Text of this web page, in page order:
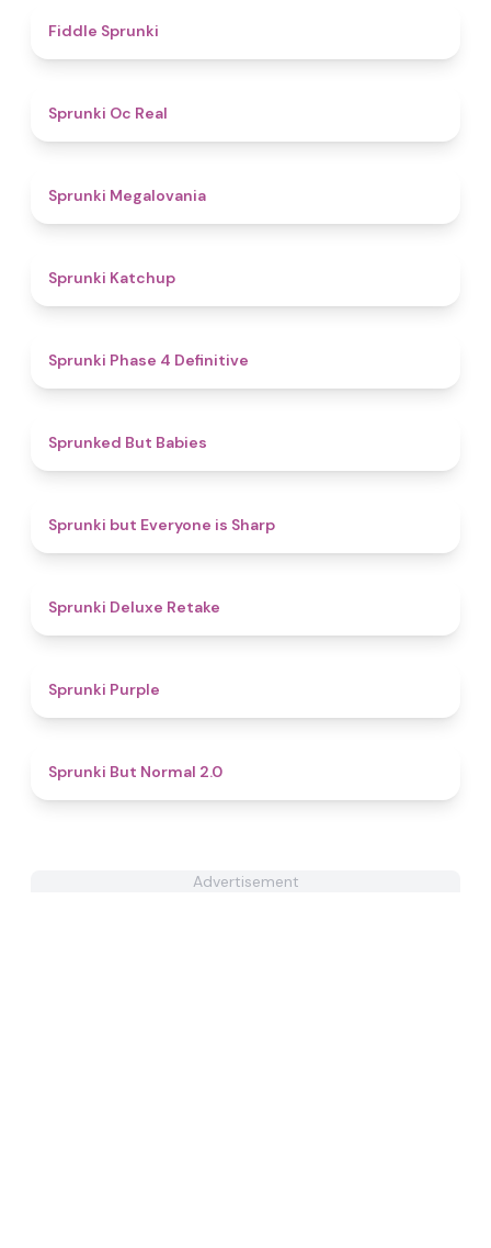
Fiddle Sprunki
Sprunki Oc Real
Sprunki Megalovania
Sprunki Katchup
Sprunki Phase 4 Definitive
Sprunked But Babies
Sprunki but Everyone is Sharp
Sprunki Deluxe Retake
Sprunki Purple
Sprunki But Normal 2.0
Advertisement